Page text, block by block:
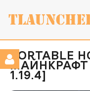
PORTABLE
МАЙНКРАФТ
1.19.4]